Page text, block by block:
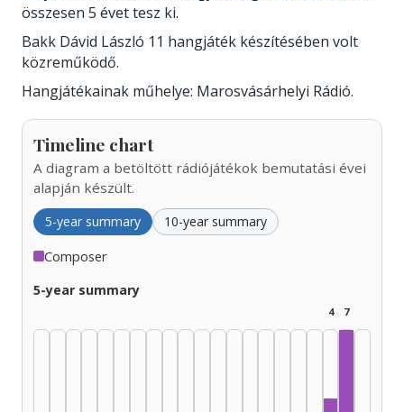
összesen 5 évet tesz ki.
Bakk Dávid László 11 hangjáték készítésében volt
közreműködő.
Hangjátékainak műhelye: Marosvásárhelyi Rádió.
Timeline chart
A diagram a betöltött rádiójátékok bemutatási évei
alapján készült.
5-year summary 10-year summary
Composer
5-year summary
4 7